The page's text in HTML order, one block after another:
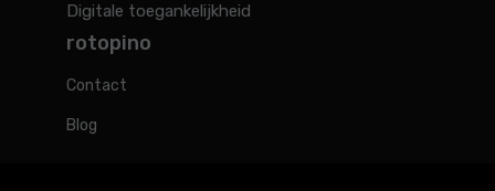
Digitale toegankelijkheid
rotopino
Contact
Blog